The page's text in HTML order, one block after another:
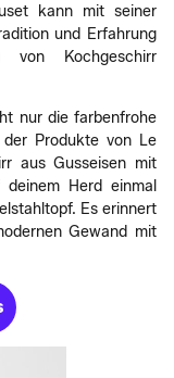
kann mit seiner
und Erfahrung
Kochgeschirr
nur die farbenfrohe
der Produkte von Le
aus Gusseisen mit
Herd einmal
Es erinnert
Gewand mit